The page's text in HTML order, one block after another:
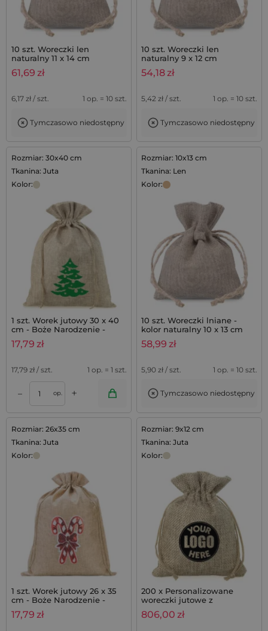
10 szt. Woreczki len
naturalny 11 x 14 cm
61,69 zł
6,17 zł / szt. 1 op. = 10 szt.
Tymczasowo niedostępny
10 szt. Woreczki len
naturalny 9 x 12 cm
54,18zł
5,42 zł / szt. 1 op. = 10 szt.
Tymczasowo niedostępny
Rozmiar: 30x40 cm
Tkanina: Juta
Kolor:
1 szt. Worek jutowy 30 x 40
cm - Boże Narodzenie -
Choinka
17,79 zł
17,79 zł / szt. 1 op. = 1 szt.
– op. +
Rozmiar: 10x13 cm
Tkanina: Len
Kolor:
10 szt. Woreczki lniane -
kolor naturalny 10 x 13 cm
58,99 zł
5,90 zł / szt. 1 op. = 10 szt.
Tymczasowo niedostępny
Rozmiar: 26x35 cm
Tkanina: Juta
Kolor:
1 szt. Worek jutowy 26 x 35
cm - Boże Narodzenie -
Lizaki
17,79 zł
Rozmiar: 9x12 cm
Tkanina: Juta
Kolor:
200 x Personalizowane
woreczki jutowe z
nadrukiem lub logo
806,00 zł